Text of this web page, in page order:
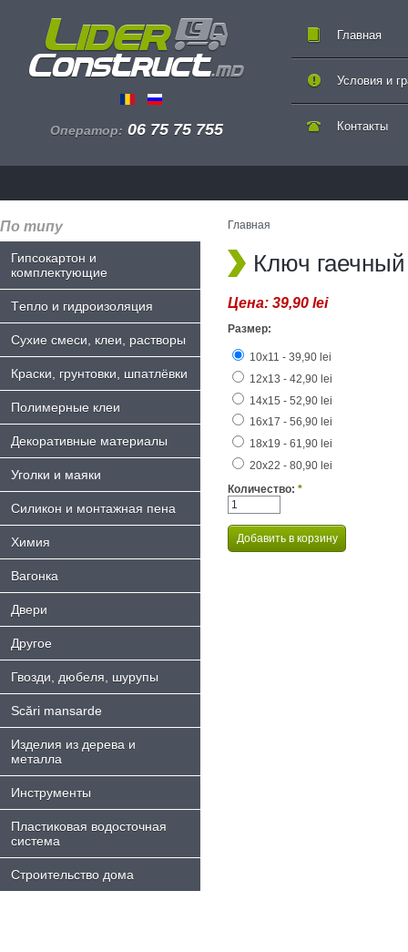
Оператор: 06 75 75 755
Главная
Контакты
Условия и
По типу
Гипсокартон и
комплектующие
Tепло и гидроизоляция
Сухие смеси, клеи, растворы
Краски, грунтовки, шпатлёвки
Полимерные клеи
Декоративные материалы
Уголки и маяки
Силикон и монтажная пена
Химия
Bагонка
Двери
Другое
Гвозди, дюбеля, шурупы
Scări mansarde
Изделия из дерева и
металла
Инструменты
Пластиковая водосточная
система
Строительство дома
Главная
Ключ
Цена: 39,90 lei
Размер:
10х11 - 39,90 lei
12х13 - 42,90 lei
14х15 - 52,90 lei
16х17 - 56,90 lei
18x19 - 61,90 lei
20x22 - 80,90 lei
Количество: *